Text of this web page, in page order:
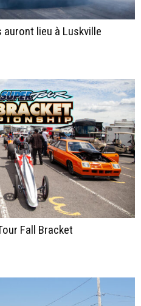
auront lieu à Luskville
Fall Bracket